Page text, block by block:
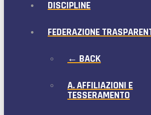
DISCIPLINE
FEDERAZIONE
← BACK
A. AFFILIAZIONI E
TESSERAMENTO